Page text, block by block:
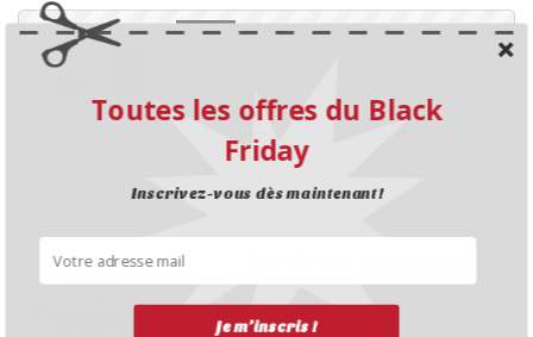
EXPIRED
CH en illimité | 20 GB
CHF 19.90
VOIR L’OFFRE
-16% EXPIRED
CHF 160.- CHF 190.-¹
Je m’inscris !
Toutes les offres du Black
Friday
Inscrivez-vous dès maintenant !